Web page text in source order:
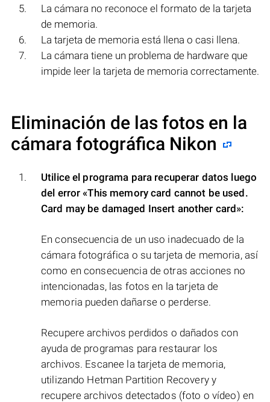
La cámara no reconoce el formato de la tarjeta
de memoria.
La tarjeta de memoria está llena o casi llena.
La cámara tiene un problema de hardware que
impide leer la tarjeta de memoria correctamente.
Eliminación de las fotos en la
cámara fotográfica Nikon
Utilice el programa para recuperar datos luego
del error«This memory card cannot be used.
Card may be damaged Insert another card»:
En consecuencia de un uso inadecuado de la
cámara fotográfica o su tarjeta de memoria, así
como en consecuencia de otras acciones no
intencionadas, las fotos en la tarjeta de
memoria pueden dañarse o perderse.
Recupere archivos perdidos o dañados con
ayuda de programas para restaurar los
archivos. Escanee la tarjeta de memoria,
utilizando Hetman Partition Recovery y
recupere archivos detectados (foto o vídeo) en